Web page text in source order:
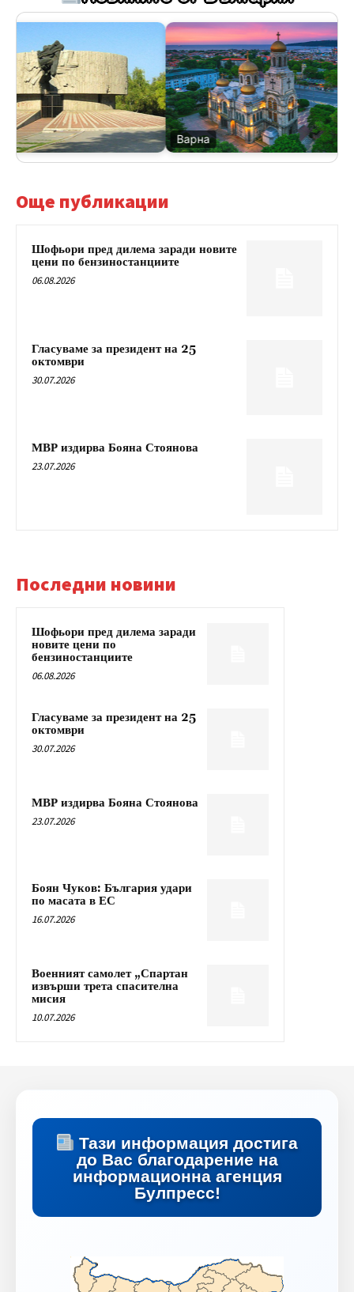
Варна
Още публикации
Шофьори пред дилема заради новите
цени по бензиностанциите
06.08.2026
Гласуваме за президент на 25
октомври
30.07.2026
МВР издирва Бояна Стоянова
23.07.2026
Последни новини
Шофьори пред дилема заради
новите цени по
бензиностанциите
06.08.2026
Гласуваме за президент на 25
октомври
30.07.2026
МВР издирва Бояна Стоянова
23.07.2026
Боян Чуков: България удари
по масата в ЕС
16.07.2026
Военният самолет „Спартан
извърши трета спасителна
мисия
10.07.2026
Тази информация достига
до Вас благодарение на
информационна агенция
Булпресс!